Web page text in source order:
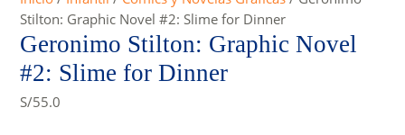
Stilton: Graphic Novel #2: Slime for Dinner
Geronimo Stilton: Graphic Novel
#2: Slime for Dinner
S/55.0